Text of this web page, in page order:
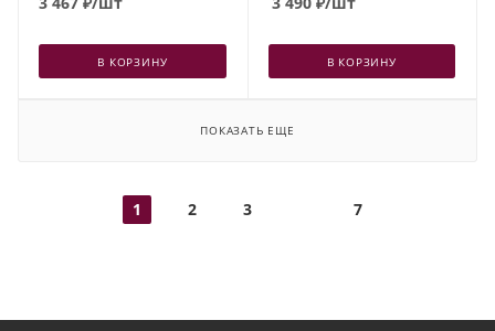
В КОРЗИНУ В КОРЗИНУ
ПОКАЗАТЬ ЕЩЕ
1 2 3 7